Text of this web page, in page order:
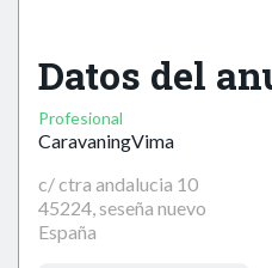
Datos del
Profesional
CaravaningVima
c/ ctra andalucia 10
45224, seseña nuevo
España